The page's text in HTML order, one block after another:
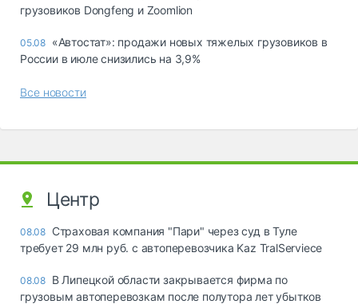
грузовиков Dongfeng и Zoomlion
05.08 «Автостат»: продажи новых тяжелых грузовиков в
России в июле снизились на 3,9%
Все новости
Центр
08.08 Страховая компания "Пари" через суд в Туле
требует 29 млн руб. с автоперевозчика Kaz TralServiece
08.08 В Липецкой области закрывается фирма по
грузовым автоперевозкам после полутора лет убытков